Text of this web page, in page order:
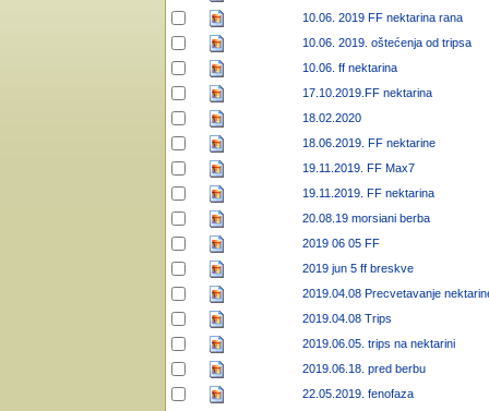
10.06. 2019 FF nektarina rana
10.06. 2019. oštećenja od tripsa
10.06. ff nektarina
17.10.2019.FF nektarina
18.02.2020
18.06.2019. FF nektarine
19.11.2019. FF Max7
19.11.2019. FF nektarina
20.08.19 morsiani berba
2019 06 05 FF
2019 jun 5 ff breskve
2019.04.08 Precvetavanje
2019.04.08 Trips
2019.06.05. trips na nektarini
2019.06.18. pred berbu
22.05.2019. fenofaza